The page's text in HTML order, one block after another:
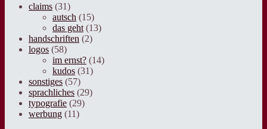
claims (31)
autsch (15)
das geht (13)
handschriften (2)
logos (58)
im ernst? (14)
kudos (31)
sonstiges (57)
sprachliches (29)
typografie (29)
werbung (11)